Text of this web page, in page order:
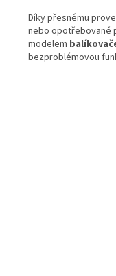
Díky přesnému
nebo opotřebované
modelem
bezproblémovou